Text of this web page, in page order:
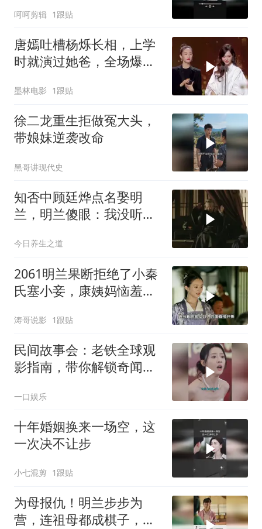
呵呵剪辑 1跟贴
唐嫣吐槽杨烁长相，上学
时就演过她爸，全场爆笑
墨林电影 1跟贴
徐二龙重生拒做冤大头，
带娘妹逆袭改命
黑哥讲现代史
知否中顾廷烨点名娶明
兰，明兰傻眼：我没听错
今日养生之道
2061明兰果断拒绝了小秦
氏塞小妾，康姨妈恼羞成
涛哥说影 1跟贴
民间故事会：老铁全球观
影指南，带你解锁奇闻异
一口娱乐
十年婚姻换来一场空，这
一次决不让步
小七混剪 1跟贴
为母报仇！明兰步步为
营，连祖母都成棋子，容